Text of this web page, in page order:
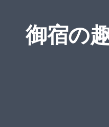
御宿の